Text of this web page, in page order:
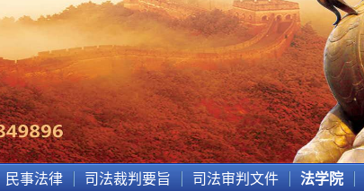
民事法律 司法裁判要旨 司法审判文件 法学院